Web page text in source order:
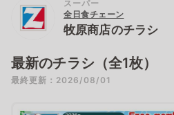
スーパー
全日食チェーン
牧原商店のチラシ
最新のチラシ（全1枚）
最終更新：2026/08/01